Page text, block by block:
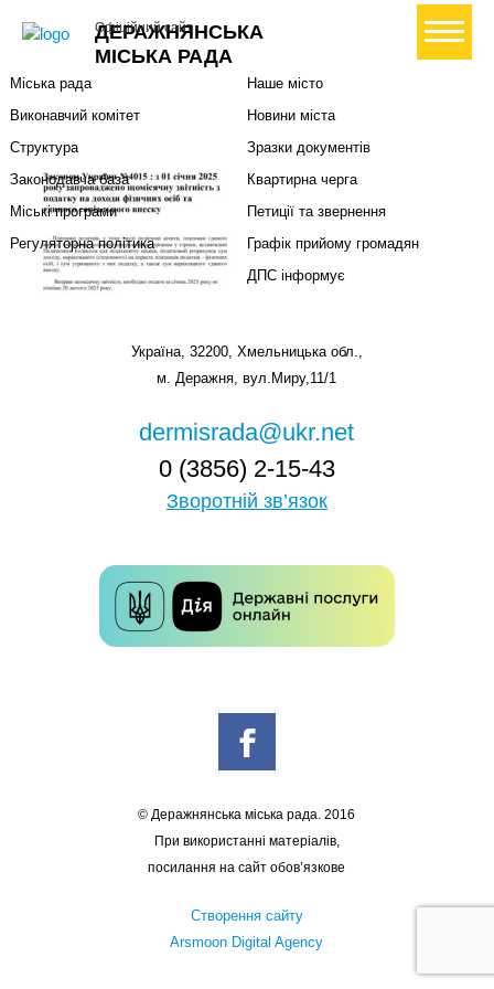
ДЕРАЖНЯНСЬКА
МІСЬКА РАДА
Офіційний сайт+ Створити петицію
Міський голова
Міська рада
Виконавчий комітет
Структура
Законодавча база
Міські програми
Регуляторна політика
Наше місто
Новини міста
Зразки документів
Квартирна черга
Петиції та звернення
Графік прийому громадян
ДПС інформує
Україна, 32200, Хмельницька обл.,
м. Деражня, вул.Миру,11/1
dermisrada@ukr.net
0 (3856) 2-15-43
Зворотній зв’язок
© Деражнянська міська рада. 2016
При використанні матеріалів,
посилання на сайт обов’язкове
Створення сайту
Arsmoon Digital Agency